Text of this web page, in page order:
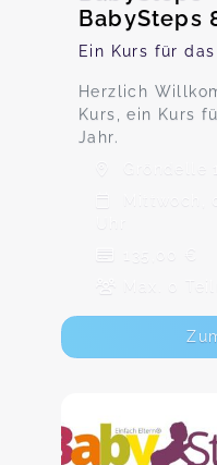
BabySteps
Ein Kurs für
Herzlich
Kurs, ein Kurs
Jahr.
Gröndelle
Mittwoch,
135,00 €
Max. 0